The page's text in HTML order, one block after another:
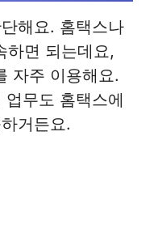
해요. 홈택스나
하면 되는데요,
자주 이용해요.
무도 홈택스에
거든요.